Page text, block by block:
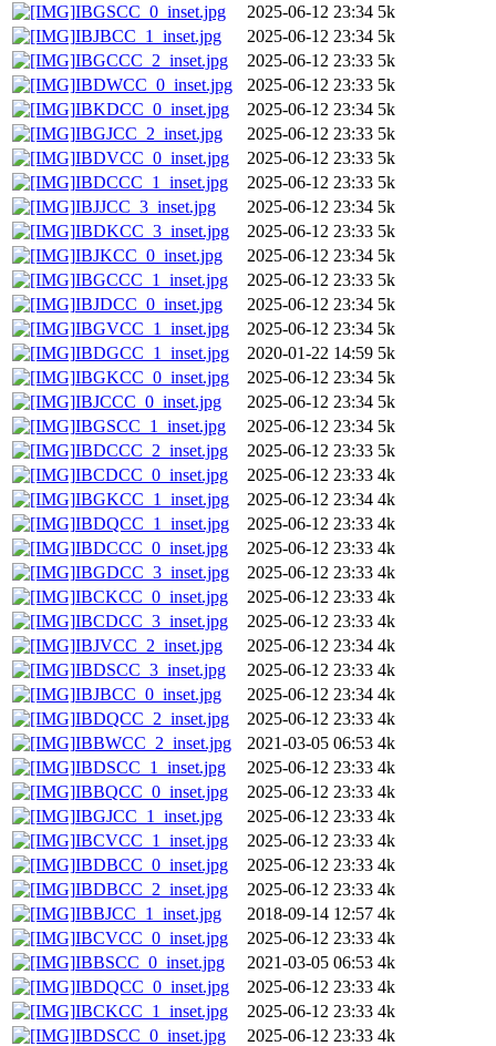
IBGSCC_0_inset.jpg
2025-06-12 23:34 5k
IBJBCC_1_inset.jpg
2025-06-12 23:34 5k
IBGCCC_2_inset.jpg
2025-06-12 23:33 5k
IBDWCC_0_inset.jpg
2025-06-12 23:33 5k
IBKDCC_0_inset.jpg
2025-06-12 23:34 5k
IBGJCC_2_inset.jpg
2025-06-12 23:33 5k
IBDVCC_0_inset.jpg
2025-06-12 23:33 5k
IBDCCC_1_inset.jpg
2025-06-12 23:33 5k
IBJJCC_3_inset.jpg
2025-06-12 23:34 5k
IBDKCC_3_inset.jpg
2025-06-12 23:33 5k
IBJKCC_0_inset.jpg
2025-06-12 23:34 5k
IBGCCC_1_inset.jpg
2025-06-12 23:33 5k
IBJDCC_0_inset.jpg
2025-06-12 23:34 5k
IBGVCC_1_inset.jpg
2025-06-12 23:34 5k
IBDGCC_1_inset.jpg
2020-01-22 14:59 5k
IBGKCC_0_inset.jpg
2025-06-12 23:34 5k
IBJCCC_0_inset.jpg
2025-06-12 23:34 5k
IBGSCC_1_inset.jpg
2025-06-12 23:34 5k
IBDCCC_2_inset.jpg
2025-06-12 23:33 5k
IBCDCC_0_inset.jpg
2025-06-12 23:33 4k
IBGKCC_1_inset.jpg
2025-06-12 23:34 4k
IBDQCC_1_inset.jpg
2025-06-12 23:33 4k
IBDCCC_0_inset.jpg
2025-06-12 23:33 4k
IBGDCC_3_inset.jpg
2025-06-12 23:33 4k
IBCKCC_0_inset.jpg
2025-06-12 23:33 4k
IBCDCC_3_inset.jpg
2025-06-12 23:33 4k
IBJVCC_2_inset.jpg
2025-06-12 23:34 4k
IBDSCC_3_inset.jpg
2025-06-12 23:33 4k
IBJBCC_0_inset.jpg
2025-06-12 23:34 4k
IBDQCC_2_inset.jpg
2025-06-12 23:33 4k
IBBWCC_2_inset.jpg
2021-03-05 06:53 4k
IBDSCC_1_inset.jpg
2025-06-12 23:33 4k
IBBQCC_0_inset.jpg
2025-06-12 23:33 4k
IBGJCC_1_inset.jpg
2025-06-12 23:33 4k
IBCVCC_1_inset.jpg
2025-06-12 23:33 4k
IBDBCC_0_inset.jpg
2025-06-12 23:33 4k
IBDBCC_2_inset.jpg
2025-06-12 23:33 4k
IBBJCC_1_inset.jpg
2018-09-14 12:57 4k
IBCVCC_0_inset.jpg
2025-06-12 23:33 4k
IBBSCC_0_inset.jpg
2021-03-05 06:53 4k
IBDQCC_0_inset.jpg
2025-06-12 23:33 4k
IBCKCC_1_inset.jpg
2025-06-12 23:33 4k
IBDSCC_0_inset.jpg
2025-06-12 23:33 4k